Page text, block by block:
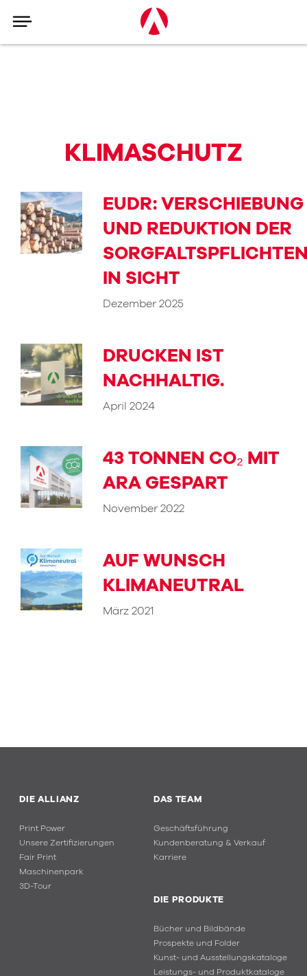
KLIMASCHUTZ
EUDR: VERSCHIEBUNG
UND REDUKTION DER
IN SICHT
Dezember 2025
DRUCKEN IST
NACHHALTIG.
April 2024
43 TONNEN CO₂ MIT
ARA GESPART
November 2022
AUF WUNSCH
KLIMANEUTRAL
März 2021
DIE ALLIANZ
Print Power
Unsere Zertifizierungen
Fair Print
Maschinenpark
3D-Tour
DAS TEAM
Geschäftsführung
Kundenberatung & Verkauf
Karriere
DIE PRODUKTE
Bücher und Bildbände
Prospekte und Folder
Kunst- und Ausstellungskataloge
Leistungs- und Produktkataloge